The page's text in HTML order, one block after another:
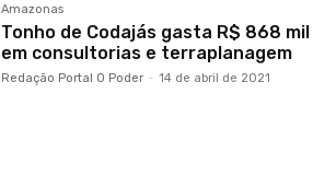
Amazonas
Tonho de Codajás gasta R$ 868 mil
em consultorias e terraplanagem
Redação Portal O Poder - 14 de abril de 2021